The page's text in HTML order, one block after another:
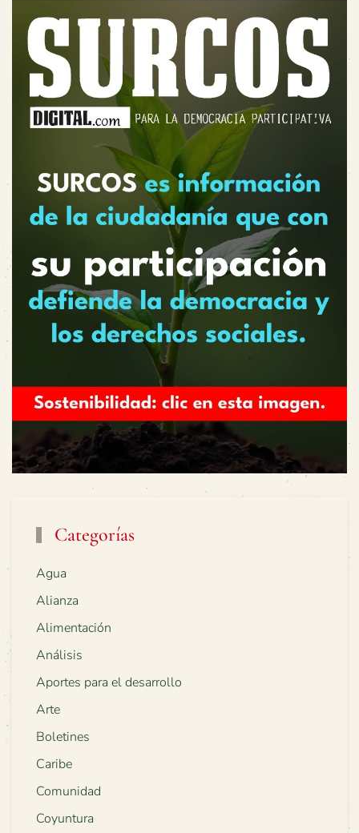
Categorías
Agua
Alianza
Alimentación
Análisis
Aportes para el desarrollo
Arte
Boletines
Caribe
Comunidad
Coyuntura